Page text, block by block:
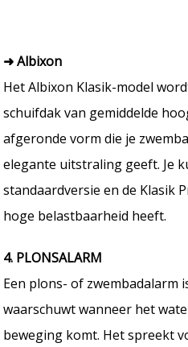
➜ Albixon
Het Albixon Klasik-model
schuifdak van gemiddelde
afgeronde vorm die je
elegante uitstraling geeft. Je
standaardversie en de Klasik
hoge belastbaarheid heeft.
4. PLONSALARM
Een plons- of zwembadalarm
waarschuwt wanneer het
beweging komt. Het spreekt